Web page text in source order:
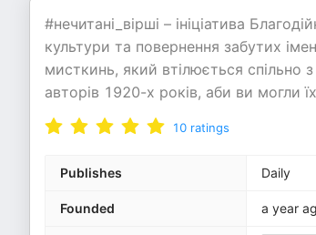
#нечитані_вірші – ініціатива
культури та повернення забутих
мисткинь, який втілюється спільно
авторів 1920-х років, аби ви могли
10 ratings
Publishes Daily
Founded a year